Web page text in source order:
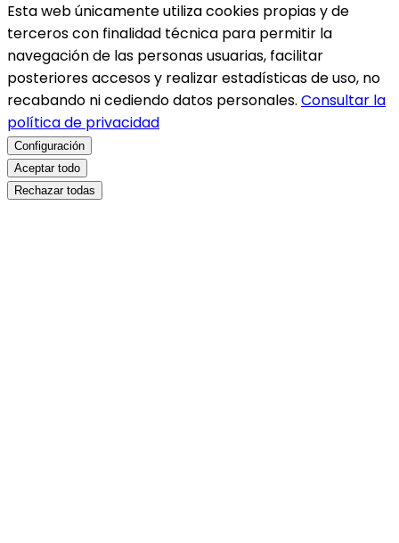
Esta web únicamente utiliza cookies propias y de
terceros con finalidad técnica para permitir la
navegación de las personas usuarias, facilitar
posteriores accesos y realizar estadísticas de uso, no
recabando ni cediendo datos personales. Consultar la
política de privacidad
Configuración
Aceptar todo
Rechazar todas